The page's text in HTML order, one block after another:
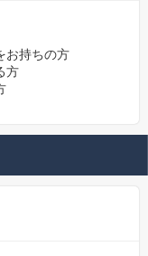
お持ちの方
方